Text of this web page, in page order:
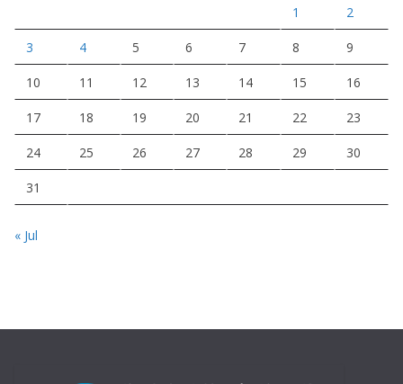
1 2
3 4 5 6 7 8 9
10 11 12 13 14 15 16
17 18 19 20 21 22 23
24 25 26 27 28 29 30
31
« Jul